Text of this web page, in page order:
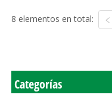
8 elementos en total:
Categorías